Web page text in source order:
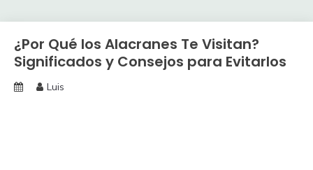
¿Por Qué los Alacranes Te Visitan?
Significados y Consejos para Evitarlos
Luis